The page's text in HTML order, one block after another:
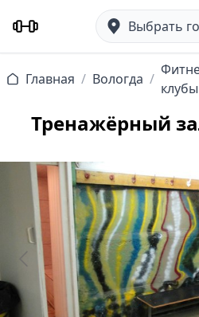
Выбрать
Главная / Вологда /
клубы
Тренажёрный